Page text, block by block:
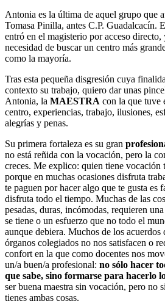
Antonia es la última de aquel grupo que
Tomasa Pinilla, antes C.P. Guadalcacín.
entró en el magisterio por acceso directo,
necesidad de buscar un centro más
como la mayoría.
Tras esta pequeña disgresión cuya
contexto su trabajo, quiero dar unas
Antonia, la MAESTRA con la que tuve
centro, experiencias, trabajo, ilusiones,
alegrías y penas.
Su primera fortaleza es su gran
no está reñida con la vocación, pero la
creces. Me explico: quien tiene vocación
porque en muchas ocasiones disfruta
te paguen por hacer algo que te gusta es
disfruta todo el tiempo. Muchas de las
pesadas, duras, incómodas, requieren
se tiene o un esfuerzo que no todo el
aunque debiera. Muchos de los acuerdos
órganos colegiados no nos satisfacen o
confort en la que como docentes nos
un/a buen/a profesional: no sólo hacer
que sabe, sino formarse para hacerlo
ser buena maestra sin vocación, pero no
tienes ambas cosas.